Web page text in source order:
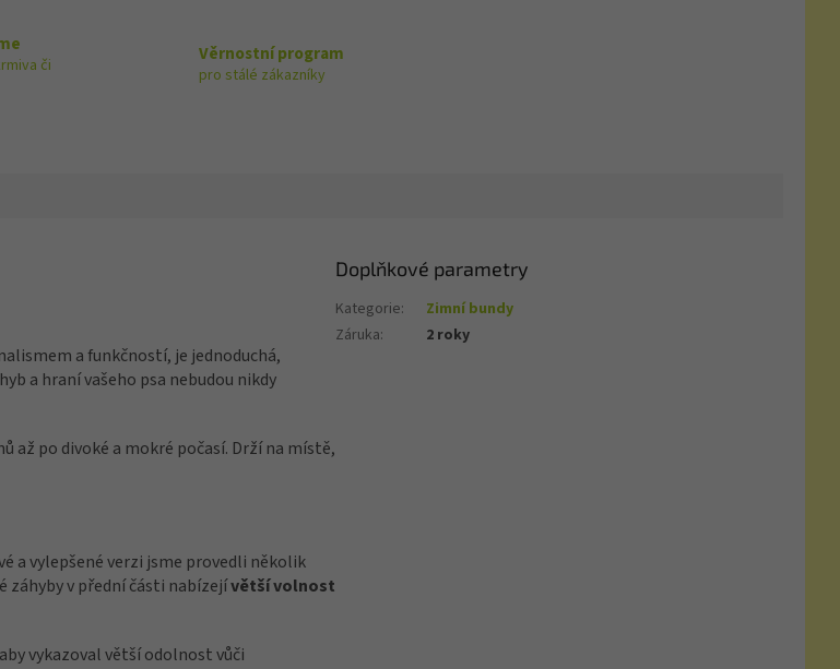
či
Věrnostní program
pro stálé zákazníky
a funkčností, je jednoduchá,
a hraní vašeho psa nebudou nikdy
až po divoké a mokré počasí. Drží na místě,
a vylepšené verzi jsme provedli několik
záhyby v přední části nabízejívětší volnost
vykazoval větší odolnost vůči
Doplňkové parametry
Kategorie:
Zimní bundy
Záruka: 2 roky